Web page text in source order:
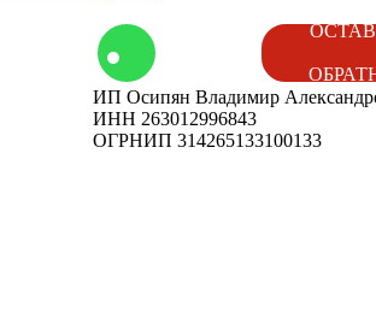
ИП Осипян Владимир
ИНН 263012996843
ОГРНИП 314265133100133